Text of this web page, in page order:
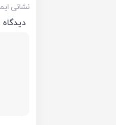
نشانی
دیدگاه